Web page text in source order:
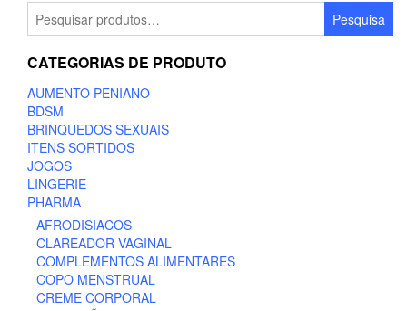
Pesquisar
por:
Pesquisa
CATEGORIAS DE PRODUTO
AUMENTO PENIANO
BDSM
BRINQUEDOS SEXUAIS
ITENS SORTIDOS
JOGOS
LINGERIE
PHARMA
AFRODISIACOS
CLAREADOR VAGINAL
COMPLEMENTOS ALIMENTARES
COPO MENSTRUAL
CREME CORPORAL